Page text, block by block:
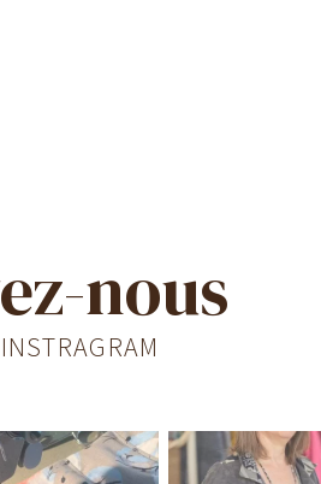
nous